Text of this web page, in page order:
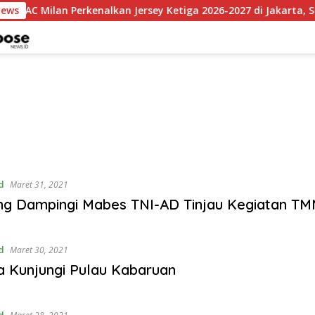
AC Milan Perkenalkan Jersey Ketiga 2026-2027 di Jakarta,
Maret 31, 2021
Dampingi Mabes TNI-AD Tinjau Kegiatan
Maret 30, 2021
Kunjungi Pulau Kabaruan